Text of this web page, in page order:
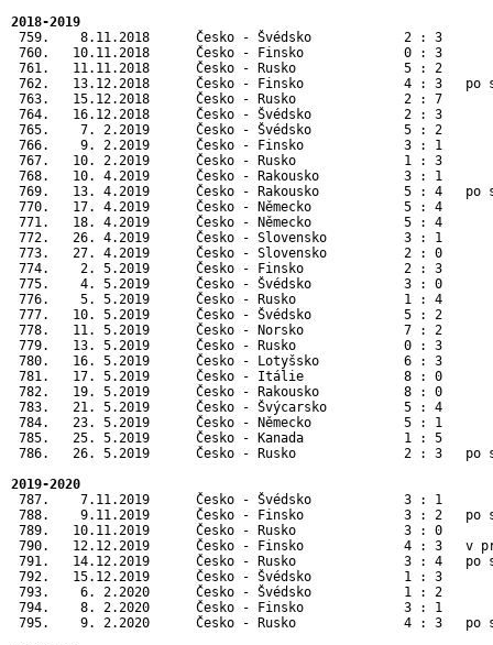
2018-2019
759.    8.11.2018      Česko - Švédsko            2 : 3
760.   10.11.2018      Česko - Finsko             0 : 3
761.   11.11.2018      Česko - Rusko              5 : 2
762.   13.12.2018      Česko - Finsko             4 : 3   po
763.   15.12.2018      Česko - Rusko              2 : 7
764.   16.12.2018      Česko - Švédsko            2 : 3
765.    7. 2.2019      Česko - Švédsko            5 : 2
766.    9. 2.2019      Česko - Finsko             3 : 1
767.   10. 2.2019      Česko - Rusko              1 : 3
768.   10. 4.2019      Česko - Rakousko           3 : 1
769.   13. 4.2019      Česko - Rakousko           5 : 4   po
770.   17. 4.2019      Česko - Německo            5 : 4
771.   18. 4.2019      Česko - Německo            5 : 4
772.   26. 4.2019      Česko - Slovensko          3 : 1
773.   27. 4.2019      Česko - Slovensko          2 : 0
774.    2. 5.2019      Česko - Finsko             2 : 3
775.    4. 5.2019      Česko - Švédsko            3 : 0
776.    5. 5.2019      Česko - Rusko              1 : 4
777.   10. 5.2019      Česko - Švédsko
778.   11. 5.2019      Česko - Norsko
779.   13. 5.2019      Česko - Rusko
780.   16. 5.2019      Česko - Lotyšsko
781.   17. 5.2019      Česko - Itálie
782.   19. 5.2019      Česko - Rakousko
783.   21. 5.2019      Česko - Švýcarsko
784.   23. 5.2019      Česko - Německo
785.   25. 5.2019      Česko - Kanada
786.   26. 5.2019      Česko - Rusko              2 : 3
2019-2020
787.    7.11.2019      Česko - Švédsko            3 : 1
788.    9.11.2019      Česko - Finsko             3 : 2   po
789.   10.11.2019      Česko - Rusko              3 : 0
790.   12.12.2019      Česko - Finsko             4 : 3   v
791.   14.12.2019      Česko - Rusko              3 : 4   po
792.   15.12.2019      Česko - Švédsko            1 : 3
793.    6. 2.2020      Česko - Švédsko            1 : 2
794.    8. 2.2020      Česko - Finsko             3 : 1
795.    9. 2.2020      Česko - Rusko              4 : 3   po